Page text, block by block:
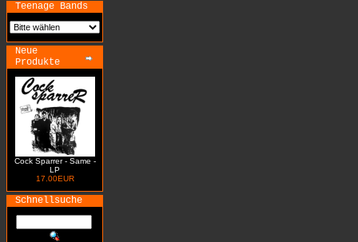
Teenage Bands
Neue
Produkte
Cock Sparrer - Same -
LP
17.00EUR
Schnellsuche